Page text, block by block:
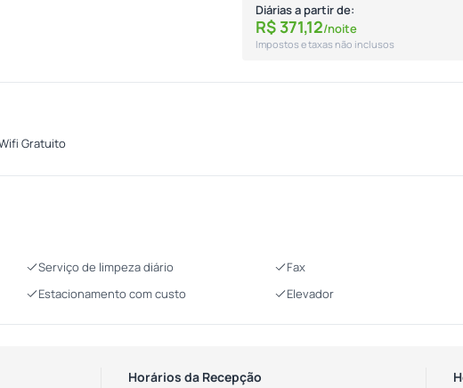
Diárias a partir de:
R$ 371,12/noite
Impostos e taxas não inclusos
Gratuito
Serviço de limpeza diário
Fax
Estacionamento com custo Elevador
Horários da Recepção